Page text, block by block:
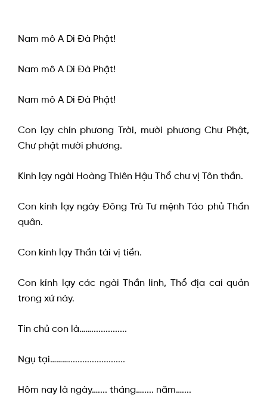
Nam mô A Di Đà Phật!
Nam mô A Di Đà Phật!
Nam mô A Di Đà Phật!
Con lạy chín phương Trời, mười phương Chư Phật,
Chư phật mười phương.
Kính lạy ngài Hoàng Thiên Hậu Thổ chư vị Tôn thần.
Con kính lạy ngày Đông Trù Tư mệnh Táo phủ Thần
quân.
Con kính lạy Thần tài vị tiền.
Con kính lạy các ngài Thần linh, Thổ địa cai quản
trong xứ này.
Tín chủ con là……...............
Ngụ tại………........................
Hôm nay là ngày….... tháng…..... năm…....